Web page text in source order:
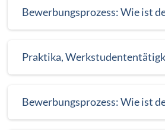
Bewerbungsprozess: Wie ist
Praktika,
Bewerbungsprozess: Wie ist